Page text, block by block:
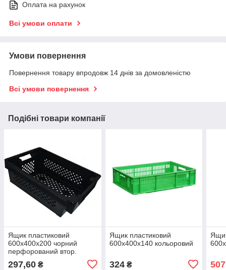
Оплата на рахунок
Всі умови оплати
Умови повернення
Повернення товару впродовж 14 днів за домовленістю
Всі умови повернення
Подібні товари компанії
Ящик пластиковий
600х400х200 чорний
перфорований втор.
297,60 ₴
Ящик пластиковий
600х400х140 кольоровий
324₴